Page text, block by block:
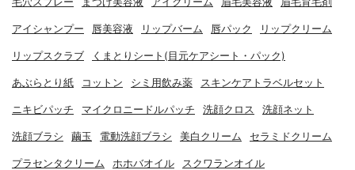
アイシャンプー 唇美容液 リップバーム 唇パック リップクリーム
リップスクラブ くまとりシート(目元ケアシート・パック)
あぶらとり紙 コットン シミ用飲み薬 スキンケアトラベルセット
ニキビパッチ マイクロニードルパッチ 洗顔クロス 洗顔ネット
洗顔ブラシ 繭玉 電動洗顔ブラシ 美白クリーム セラミドクリーム
プラセンタクリーム ホホバオイル スクワランオイル